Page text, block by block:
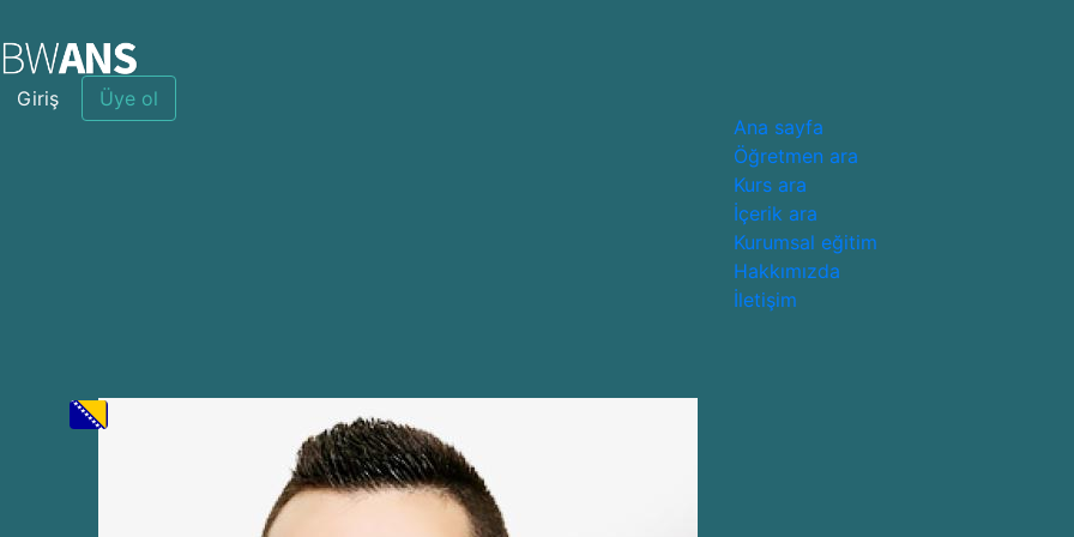
Giriş
Üye ol
Ana sayfa
Öğretmen ara
Kurs ara
İçerik ara
Kurumsal eğitim
Hakkımızda
İletişim